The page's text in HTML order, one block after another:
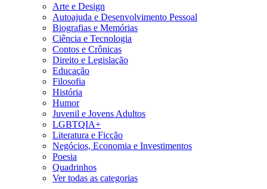
Arte e Design
Autoajuda e Desenvolvimento Pessoal
Biografias e Memórias
Ciência e Tecnologia
Contos e Crônicas
Direito e Legislação
Educação
Filosofia
História
Humor
Juvenil e Jovens Adultos
LGBTQIA+
Literatura e Ficção
Negócios, Economia e Investimentos
Poesia
Quadrinhos
Ver todas as categorias